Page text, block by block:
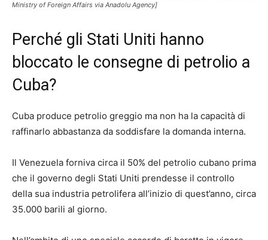
Ministry of Foreign Affairs via Anadolu Agency]
Perché gli Stati Uniti hanno
bloccato le consegne di petrolio a
Cuba?
Cuba produce petrolio greggio ma non ha la capacità di
raffinarlo abbastanza da soddisfare la domanda interna.
Il Venezuela forniva circa il 50% del petrolio cubano prima
che il governo degli Stati Uniti prendesse il controllo
della sua industria petrolifera all’inizio di quest’anno, circa
35.000 barili al giorno.